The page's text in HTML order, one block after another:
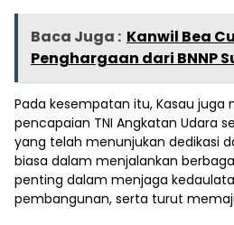
Baca Juga : Kanwil Bea
Penghargaan dari BNNP
Pada kesempatan itu, Kasau juga
pencapaian TNI Angkatan Udara
yang telah menunjukan dedikasi
biasa dalam menjalankan
penting dalam menjaga
pembangunan, serta turut